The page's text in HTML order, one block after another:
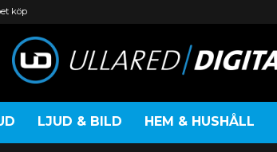
köp
LJUD & BILD HEM & HUSHÅLL